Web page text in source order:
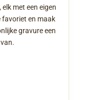
met een eigen
favoriet en maak
gravure een